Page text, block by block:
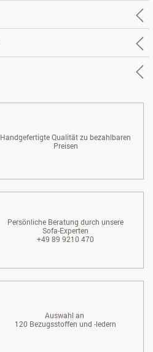
Handgefertigte Qualität zu bezahlbaren
Preisen
Persönliche Beratung durch unsere
Sofa-Experten
+49 89 9210 470
Auswahl an
120 Bezugsstoffen und -ledern